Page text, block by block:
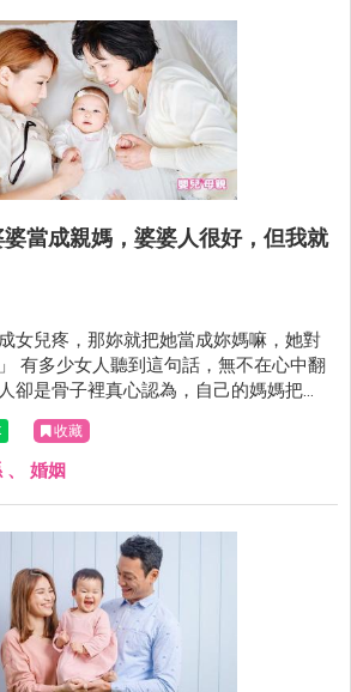
當成親媽，婆婆人很好，但我就
女兒疼，那妳就把她當成妳媽嘛，她對
有多少女人聽到這句話，無不在心中翻
卻是骨子裡真心認為，自己的媽媽把媳
收藏
、 婚姻